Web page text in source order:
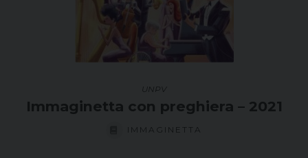
UNPV
Immaginetta con preghiera – 2021
IMMAGINETTA